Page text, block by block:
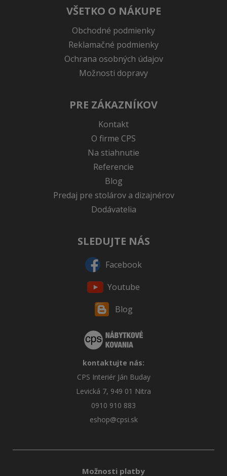
VŠETKO O NÁKUPE
Obchodné podmienky
Reklamačné podmienky
Ochrana osobných údajov
Možnosti dopravy
PRE ZÁKAZNÍKOV
Kontakt
O firme CPS
Na stiahnutie
Referencie
Blog
Predaj pre stolárov a dizajnérov
Dodávatelia
SLEDUJTE NÁS
Facebook
Youtube
Blog
kontaktujte nás:
CPS Interiér Ján Buday
Levická 7, 949 01 Nitra
0910 910 883
eshop@cpsi.sk
Možnosti platby